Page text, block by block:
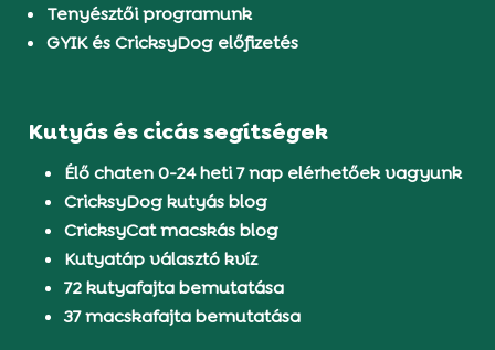
Tenyésztői programunk
GYIK és CricksyDog előfizetés
Kutyás és cicás segítségek
Élő chaten 0-24 heti 7 nap elérhetőek vagyunk
CricksyDog kutyás blog
CricksyCat macskás blog
Kutyatáp választó kvíz
72 kutyafajta bemutatása
37 macskafajta bemutatása